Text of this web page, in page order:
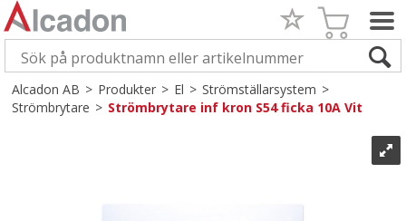
Alcadon AB>Produkter>El>Strömställarsystem>
Strömbrytare>Strömbrytare inf kron S54 ficka 10A Vit